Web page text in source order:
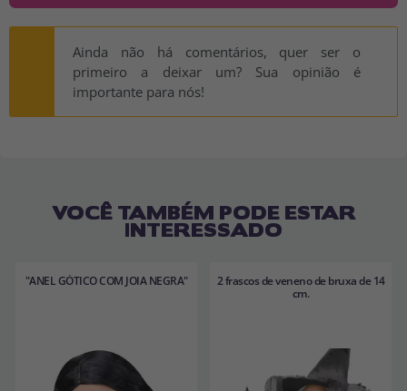
Ainda não há comentários, quer ser o
primeiro a deixar um? Sua opinião é
importante para nós!
VOCÊ TAMBÉM PODE ESTAR
INTERESSADO
"ANEL GÓTICO COM JOIA NEGRA"
2 frascos de veneno de bruxa de 14
cm.